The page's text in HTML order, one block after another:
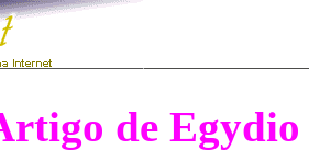
de Egydio